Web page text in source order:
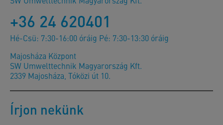
+36 24 620401
Hé-Csü: 7:30-16:00 óráig Pé: 7:30-13:30 óráig
Majosháza Központ
SW Umwelttechnik Magyarország Kft.
2339 Majosháza, Tóközi út 10.
Írjon nekünk